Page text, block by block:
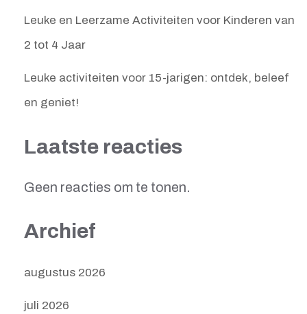
Leuke en Leerzame Activiteiten voor Kinderen van
2 tot 4 Jaar
Leuke activiteiten voor 15-jarigen: ontdek, beleef
en geniet!
Laatste reacties
Geen reacties om te tonen.
Archief
augustus 2026
juli 2026